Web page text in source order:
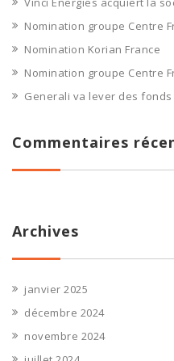
Nomination groupe Centre
Nomination Korian France
Nomination groupe Centre
Generali va lever des
Commentaires
Archives
janvier 2025
décembre 2024
novembre 2024